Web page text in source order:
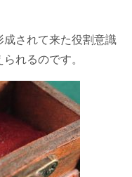
されて来た役割意識
れるのです。